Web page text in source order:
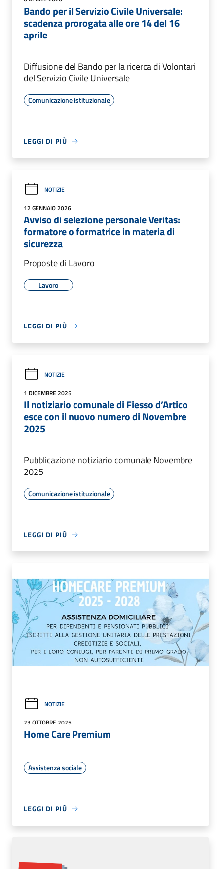
Bando per il Servizio Civile Universale:
scadenza prorogata alle ore 14 del 16
aprile
Diffusione del Bando per la ricerca di Volontari
del Servizio Civile Universale
Comunicazione istituzionale
LEGGI DI PIÙ
NOTIZIE
12 GENNAIO 2026
Avviso di selezione personale Veritas:
formatore o formatrice in materia di
sicurezza
Proposte di Lavoro
Lavoro
LEGGI DI PIÙ
NOTIZIE
1 DICEMBRE 2025
Il notiziario comunale di Fiesso d’Artico
esce con il nuovo numero di Novembre
2025
Pubblicazione notiziario comunale Novembre
2025
Comunicazione istituzionale
LEGGI DI PIÙ
NOTIZIE
23 OTTOBRE 2025
Home Care Premium
Assistenza sociale
LEGGI DI PIÙ